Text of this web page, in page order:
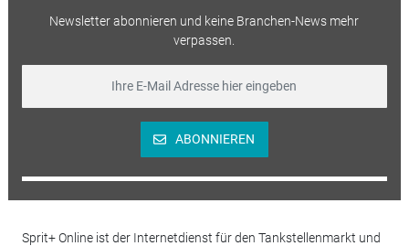
Newsletter abonnieren und keine Branchen-News mehr
verpassen.
ABONNIEREN
Sprit+ Online ist der Internetdienst für den Tankstellenmarkt und